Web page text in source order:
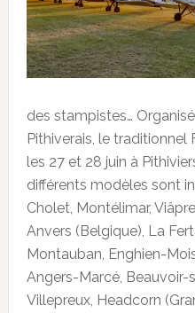
des stampistes…
Pithiverais, le
les 27 et 28 juin à
différents modèles sont
Cholet, Montélimar,
Anvers (Belgique), La
Montauban, Enghien-
Angers-Marcé, Beauvoir-
Villepreux, Headcorn